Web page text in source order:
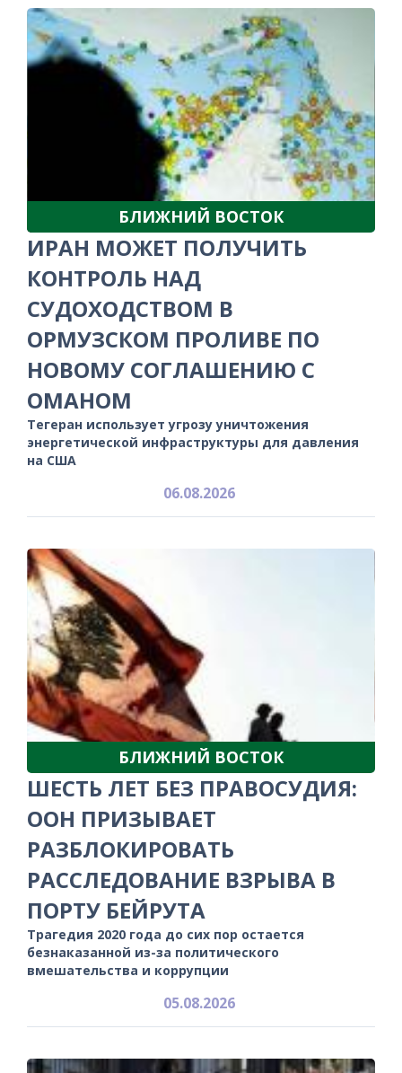
БЛИЖНИЙ ВОСТОК
ИРАН МОЖЕТ ПОЛУЧИТЬ
КОНТРОЛЬ НАД
СУДОХОДСТВОМ В
ОРМУЗСКОМ ПРОЛИВЕ ПО
НОВОМУ СОГЛАШЕНИЮ С
ОМАНОМ
Тегеран использует угрозу уничтожения
энергетической инфраструктуры для давления
на США
06.08.2026
БЛИЖНИЙ ВОСТОК
ШЕСТЬ ЛЕТ БЕЗ ПРАВОСУДИЯ:
ООН ПРИЗЫВАЕТ
РАЗБЛОКИРОВАТЬ
РАССЛЕДОВАНИЕ ВЗРЫВА В
ПОРТУ БЕЙРУТА
Трагедия 2020 года до сих пор остается
безнаказанной из-за политического
вмешательства и коррупции
05.08.2026